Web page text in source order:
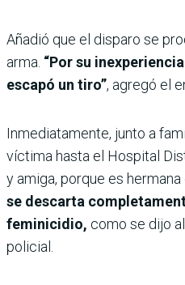
Añadió que el disparo se
arma. “Por su
escapó un tiro”, agregó el
Inmediatamente, junto a
víctima hasta el Hospital
y amiga, porque es
se descarta
feminicidio, como se dijo
policial.